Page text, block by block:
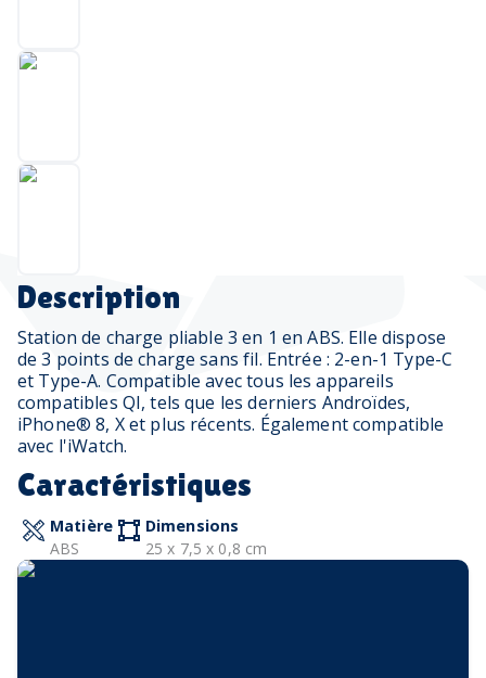
Description
Station de charge pliable 3 en 1 en ABS. Elle dispose
de 3 points de charge sans fil. Entrée : 2-en-1 Type-C
et Type-A. Compatible avec tous les appareils
compatibles QI, tels que les derniers Androïdes,
iPhone® 8, X et plus récents. Également compatible
avec l'iWatch.
Caractéristiques
Matière
ABS
Dimensions
25 x 7,5 x 0,8 cm